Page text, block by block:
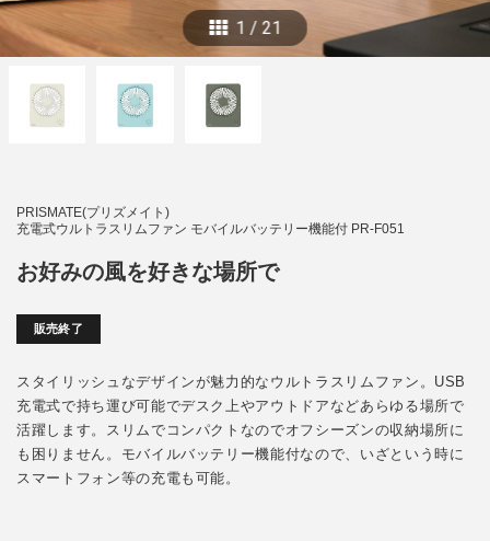
PRISMATE(プリズメイト)
充電式ウルトラスリムファン モバイルバッテリー機能付 PR-F051
お好みの風を好きな場所で
販売終了
スタイリッシュなデザインが魅力的なウルトラスリムファン。USB
充電式で持ち運び可能でデスク上やアウトドアなどあらゆる場所で
活躍します。スリムでコンパクトなのでオフシーズンの収納場所に
も困りません。モバイルバッテリー機能付なので、いざという時に
スマートフォン等の充電も可能。
1 / 21